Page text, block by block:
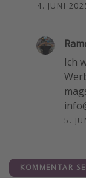
4. JUNI
Ich
5.
KOMMENTAR